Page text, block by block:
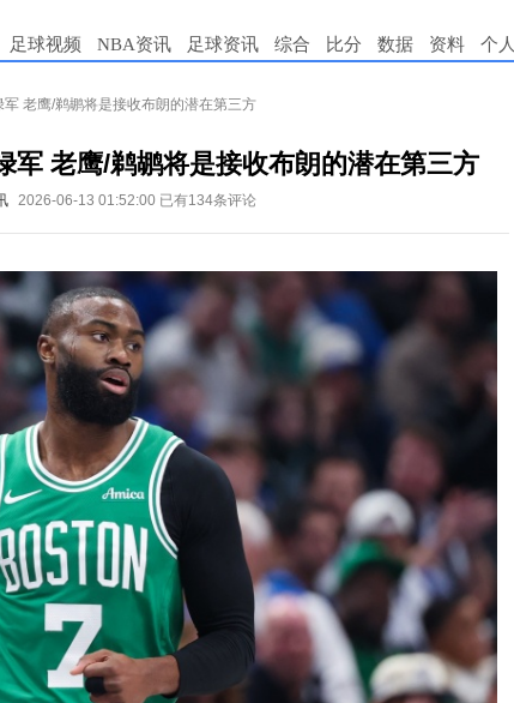
足球视频 NBA资讯 足球资讯 综合 比分 数据 资料 个人
老鹰/鹈鹕将是接收布朗的潜在第三方
军 老鹰/鹈鹕将是接收布朗的潜在第三方
2026-06-13 01:52:00 已有134条评论